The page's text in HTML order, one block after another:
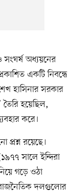
সংঘর্ষ অধ্যয়নের
একটি নিবন্ধে
হাসিনার সরকার
তৈরি হয়েছিল,
করে।
প্রশ্ন রয়েছে।
সালে ইন্দিরা
গড়ে ওঠা
দলগুলোর